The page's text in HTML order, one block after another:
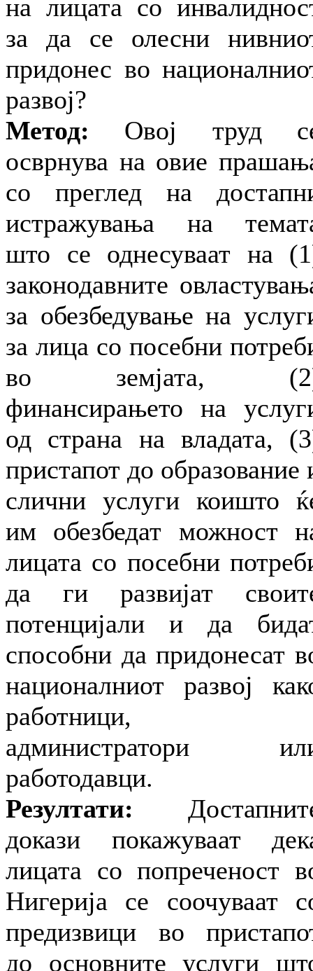
на лицата со
за да се олесни
придонес во
развој?
Метод: Овој труд
осврнува на овие
со преглед на
истражувања на
што се однесуваат на
законодавните
за обезбедување на
за лица со посебни
во земјата,
финансирањето на
од страна на владата,
пристапот до образование
слични услуги коишто
им обезбедат можност
лицата со посебни
да ги развијат
потенцијали и да
способни да придонесат
националниот развој
работници,
администратори
работодавци.
Резултати:
докази покажуваат
лицата со попреченост
Нигерија се соочуваат
предизвици во
до основните услуги